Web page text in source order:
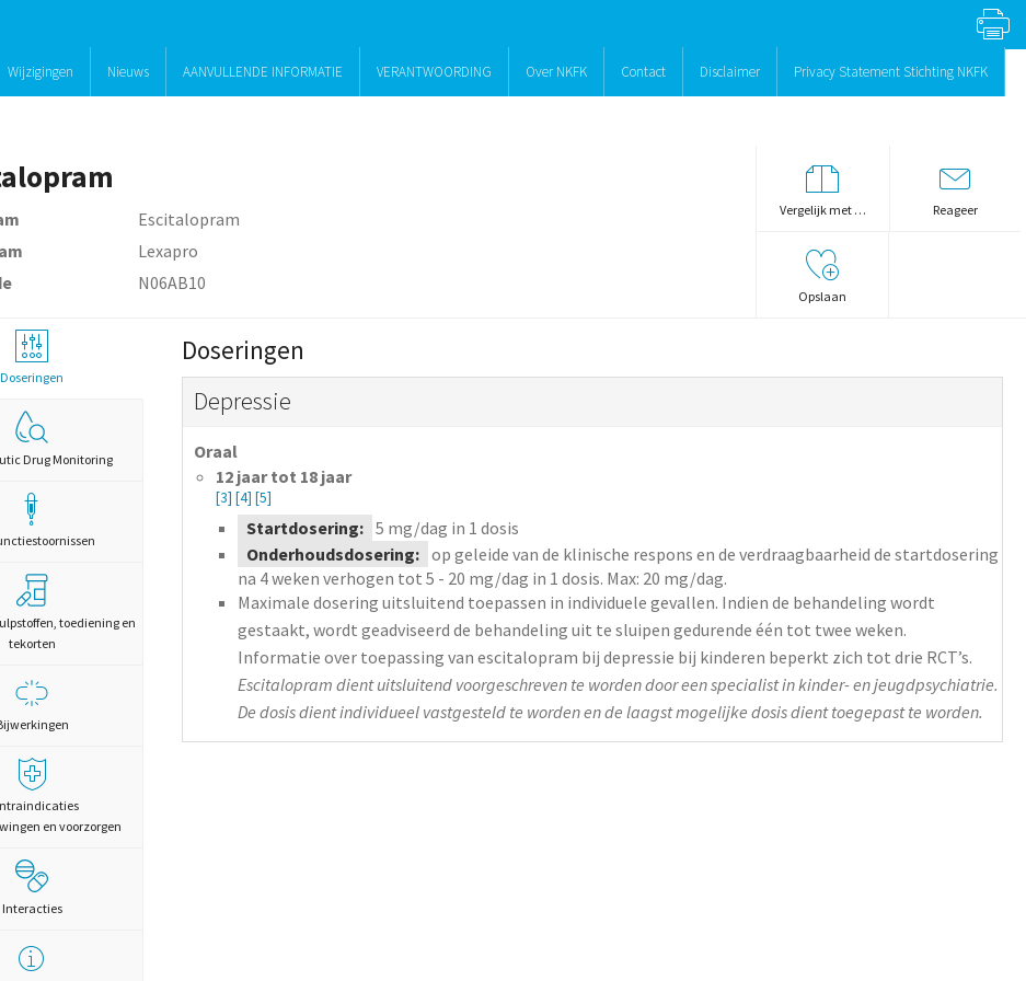
Wijzigingen Nieuws AANVULLENDE INFORMATIE VERANTWOORDING Over NKFK Contact Disclaimer Privacy Statement Stichting NKFK
Escitalopram
Lexapro
N06AB10
Vergelijk met … Reageer
Opslaan
Doseringen
Drug Monitoring
toediening en
tekorten
en voorzorgen
Interacties
Doseringen
Depressie
Oraal
12 jaar tot 18 jaar
[3] [4] [5]
Startdosering: 5 mg/dag in 1 dosis
Onderhoudsdosering: op geleide van de klinische respons en de verdraagbaarheid de startdosering
na 4 weken verhogen tot 5 - 20 mg/dag in 1 dosis. Max: 20 mg/dag.
Maximale dosering uitsluitend toepassen in individuele gevallen. Indien de behandeling wordt
gestaakt, wordt geadviseerd de behandeling uit te sluipen gedurende één tot twee weken.
Informatie over toepassing van escitalopram bij depressie bij kinderen beperkt zich tot drie RCT’s.
Escitalopram dient uitsluitend voorgeschreven te worden door een specialist in kinder- en jeugdpsychiatrie.
De dosis dient individueel vastgesteld te worden en de laagst mogelijke dosis dient toegepast te worden.